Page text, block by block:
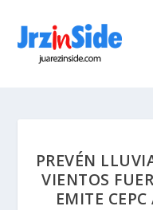
PREVÉN
VIENTOS
EMITE